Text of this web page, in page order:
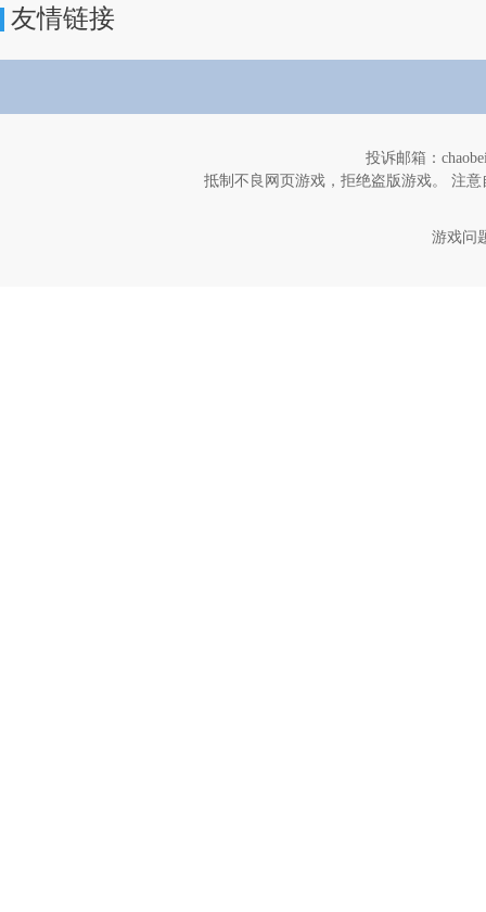
友情链接
投诉邮箱：
抵制不良网页游戏，拒绝盗版游戏。 注
游戏问